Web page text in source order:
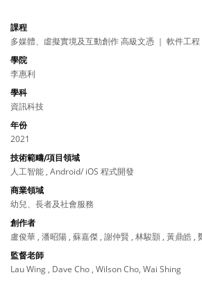
課程
多媒體、虛擬實境及互動創作 高級文憑 ｜ 軟件工
學院
李惠利
學科
資訊科技
年份
2021
技術範疇/項目領域
人工智能 , Android/ iOS 程式開發
商業領域
幼兒、長者及社會服務
創作者
盧俊華 , 潘昭陽 , 蘇嘉傑 , 謝仲賢 , 林駿顥 , 黃鼎皓 ,
監督老師
Lau Wing , Dave Cho , Wilson Cho, Wai Shing